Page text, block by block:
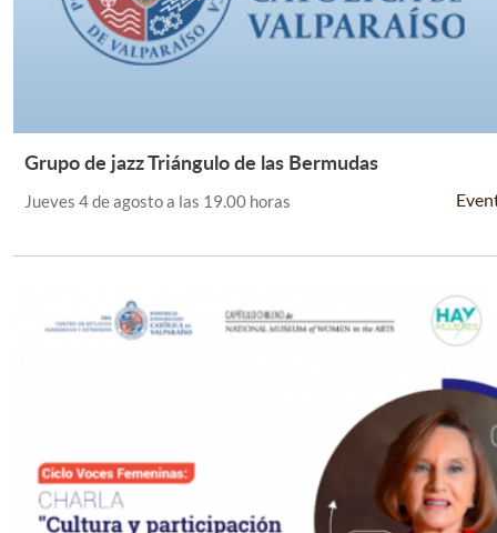
Leer Más +
Grupo de jazz Triángulo de las Bermudas
Jueves 4 de agosto a las 19.00 horas